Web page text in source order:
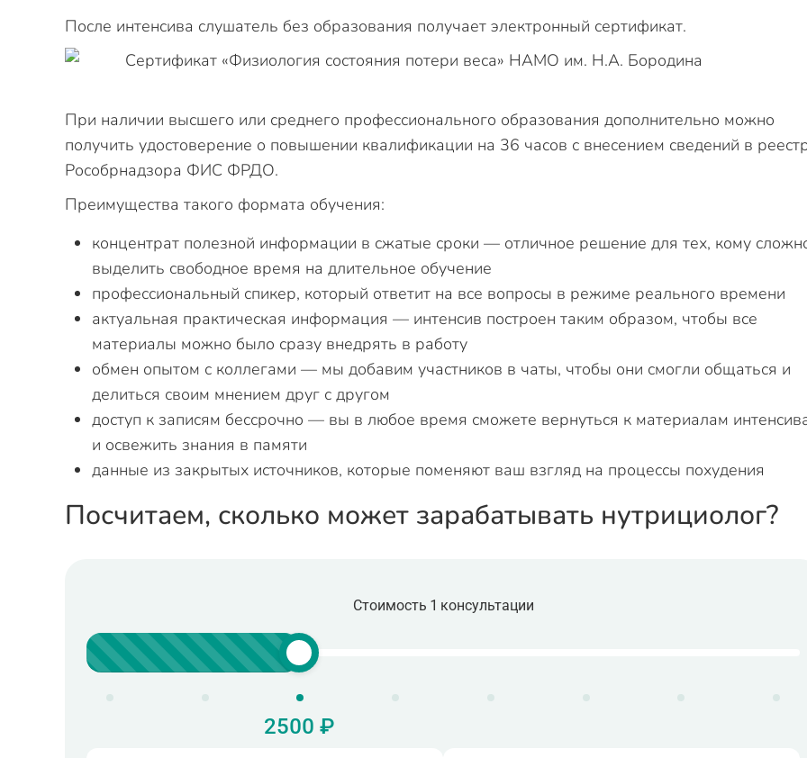
После интенсива слушатель без образования получает электронный сертификат.
При наличии высшего или среднего профессионального образования дополнительно можно
получить удостоверение о повышении квалификации на 36 часов с внесением сведений в
Рособрнадзора ФИС ФРДО.
Преимущества такого формата обучения:
концентрат полезной информации в сжатые сроки — отличное решение для тех, кому
выделить свободное время на длительное обучение
профессиональный спикер, который ответит на все вопросы в режиме реального времени
актуальная практическая информация — интенсив построен таким образом, чтобы все
материалы можно было сразу внедрять в работу
обмен опытом с коллегами — мы добавим участников в чаты, чтобы они смогли общаться и
делиться своим мнением друг с другом
доступ к записям бессрочно — вы в любое время сможете вернуться к материалам
и освежить знания в памяти
данные из закрытых источников, которые поменяют ваш взгляд на процессы похудения
Посчитаем, сколько может зарабатывать нутрициолог?
Стоимость 1 консультации
2500 ₽